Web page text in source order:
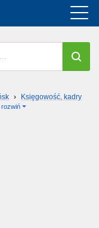
›
Księgowość, kadry
rozwiń